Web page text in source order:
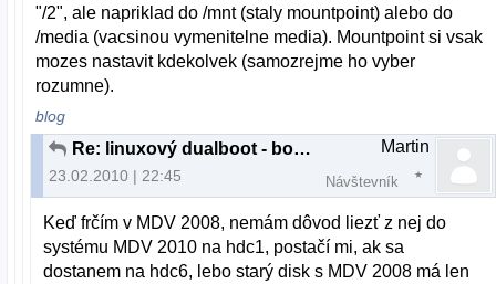
"/2", ale napriklad do /mnt (staly mountpoint) alebo do
/media (vacsinou vymenitelne media). Mountpoint si vsak
mozes nastavit kdekolvek (samozrejme ho vyber
rozumne).
blog
Re: linuxový dualboot - body pripojenia
23.02.2010 | 22:45
Martin
Návštevník
Keď frčím v MDV 2008, nemám dôvod liezť z nej do
systému MDV 2010 na hdc1, postačí mi, ak sa
dostanem na hdc6, lebo starý disk s MDV 2008 má len